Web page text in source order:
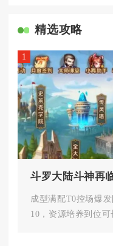
精选攻略
1
成型满配T0控场爆
10，资源培养到位